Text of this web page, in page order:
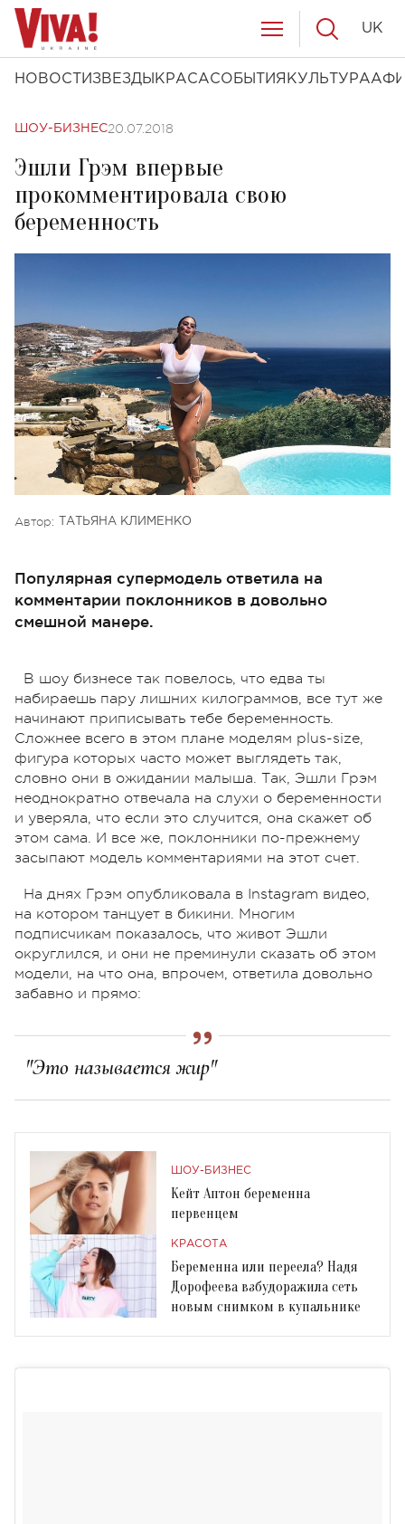
НОВОСТИ ЗВЕЗДЫ КРАСАСОБЫТИЯ КУЛЬТУРА
UK
ШОУ-БИЗНЕС20.07.2018
Эшли Грэм впервые
прокомментировала свою
беременность
Автор: ТАТЬЯНА КЛИМЕНКО
Популярная супермодель ответила на
комментарии поклонников в довольно
смешной манере.
В шоу бизнесе так повелось, что едва ты
набираешь пару лишних килограммов, все тут же
начинают приписывать тебе беременность.
Сложнее всего в этом плане моделям plus-size,
фигура которых часто может выглядеть так,
словно они в ожидании малыша. Так, Эшли Грэм
неоднократно отвечала на слухи о беременности
и уверяла, что если это случится, она скажет об
этом сама. И все же, поклонники по-прежнему
засыпают модель комментариями на этот счет.
На днях Грэм опубликовала в Instagram видео,
на котором танцует в бикини. Многим
подписчикам показалось, что живот Эшли
округлился, и они не преминули сказать об этом
модели, на что она, впрочем, ответила довольно
забавно и прямо:
"Это называется жир"
ШОУ-БИЗНЕС
Кейт Аптон беременна
первенцем
КРАСОТА
Беременна или переела? Надя
Дорофеева взбудоражила сеть
новым снимком в купальнике